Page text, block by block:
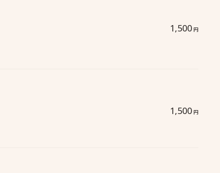
1,500 円
1,500 円